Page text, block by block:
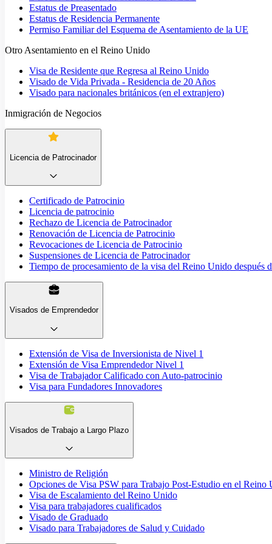
Estatus de Preasentado
Estatus de Residencia Permanente
Permiso Familiar del Esquema de Asentamiento de la UE
Otro Asentamiento en el Reino Unido
Visa de Residente que Regresa al Reino Unido
Visado de Vida Privada - Residencia de 20 Años
Visado para nacionales británicos (en el extranjero)
Inmigración de Negocios
Licencia de Patrocinador
Certificado de Patrocinio
Licencia de patrocinio
Rechazo de Licencia de Patrocinador
Renovación de Licencia de Patrocinio
Revocaciones de Licencia de Patrocinio
Suspensiones de Licencia de Patrocinador
Tiempo de procesamiento de la visa del Reino Unido después
Visados de Emprendedor
Extensión de Visa de Inversionista de Nivel 1
Extensión de Visa Emprendedor Nivel 1
Visa de Trabajador Calificado con Auto-patrocinio
Visa para Fundadores Innovadores
Visados de Trabajo a Largo Plazo
Ministro de Religión
Opciones de Visa PSW para Trabajo Post-Estudio en el Reino
Visa de Escalamiento del Reino Unido
Visa para trabajadores cualificados
Visado de Graduado
Visado para Trabajadores de Salud y Cuidado